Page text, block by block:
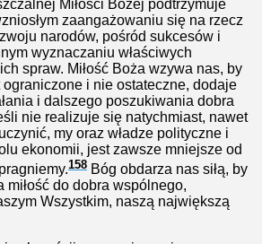
Miłości Bożej podtrzymuje
zaangażowaniu się na rzecz
narodów, pośród sukcesów i
wyznaczaniu właściwych
spraw. Miłość Boża wzywa nas, by
i nie ostateczne, dodaje
i dalszego poszukiwania dobra
nie realizuje się natychmiast, nawet
my oraz władze polityczne i
ekonomii, jest zawsze mniejsze od
158 Bóg obdarza nas siłą, by
miłość do dobra wspólnego,
Wszystkim, naszą największą